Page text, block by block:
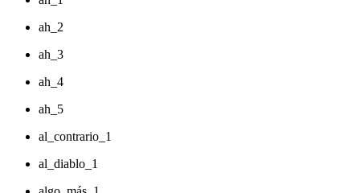
ah_2
ah_3
ah_4
ah_5
al_contrario_1
al_diablo_1